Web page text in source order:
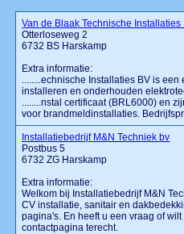
Van de Blaak Technische Installaties
Otterloseweg 2
6732 BS Harskamp
Extra informatie:
........echnische Installaties BV is
installeren en onderhouden
........nstal certificaat (BRL6000) en
voor brandmeldinstallaties.
Installatiebedrijf M&N Techniek bv
Postbus 5
6732 ZG Harskamp
Extra informatie:
Welkom bij Installatiebedrijf M&N
CV installatie, sanitair en
pagina's. En heeft u een vraag of
contactpagina terecht.